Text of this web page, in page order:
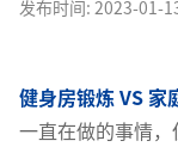
发布时间: 2023-01-
健身房锻炼 VS 家
一直在做的事情